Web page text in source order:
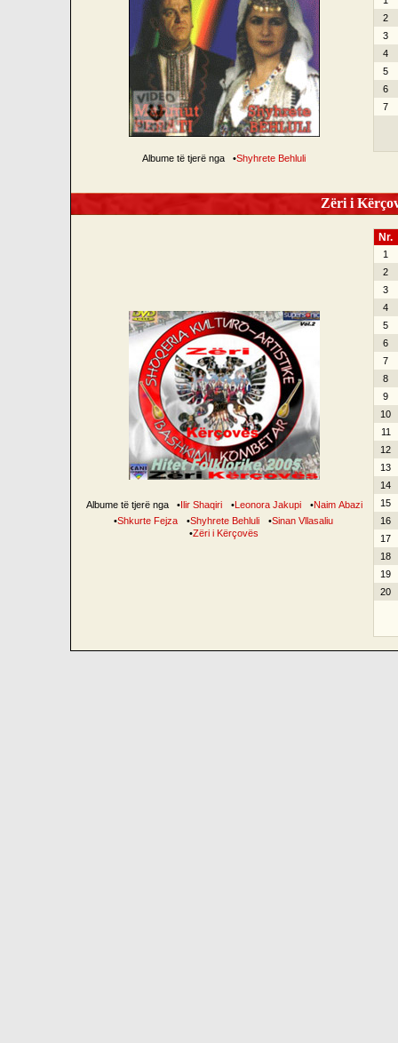
Albume të tjerë nga •Shyhrete Behluli
2
3
4
5
6
7
Zëri i
Albume të tjerë nga •Ilir Shaqiri •Leonora Jakupi •Naim Abazi
•Shkurte Fejza •Shyhrete Behluli •Sinan Vllasaliu
•Zëri i Kërçovës
Nr.
1
2
3
4
5
6
7
8
9
10
11
12
13
14
15
16
17
18
19
20